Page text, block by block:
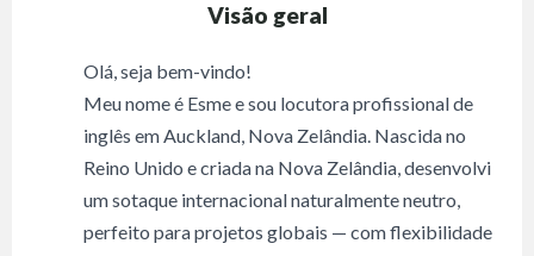
Visão geral
Olá, seja bem-vindo!
Meu nome é Esme e sou locutora profissional de
inglês em Auckland, Nova Zelândia. Nascida no
Reino Unido e criada na Nova Zelândia, desenvolvi
um sotaque internacional naturalmente neutro,
perfeito para projetos globais — com flexibilidade